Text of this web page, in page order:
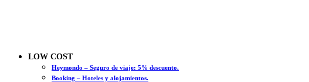
LOW COST
Heymondo – Seguro de viaje: 5% descuento.
Booking – Hoteles y alojamientos.